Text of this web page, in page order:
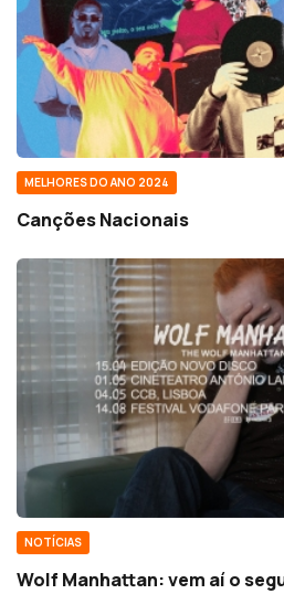
MELHORES DO ANO 2024
Canções Nacionais
NOTÍCIAS
Wolf Manhattan: vem aí o